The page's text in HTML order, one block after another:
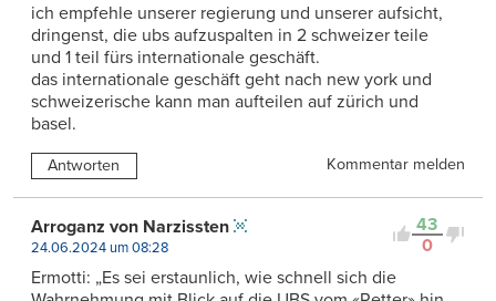
ich empfehle unserer regierung und unserer aufsicht,
dringenst, die ubs aufzuspalten in 2 schweizer teile
und 1 teil fürs internationale geschäft.
das internationale geschäft geht nach new york und
schweizerische kann man aufteilen auf zürich und
basel.
Antworten Kommentar melden
43
0
Arroganz von Narzissten
24.06.2024 um 08:28
Ermotti: „Es sei erstaunlich, wie schnell sich die